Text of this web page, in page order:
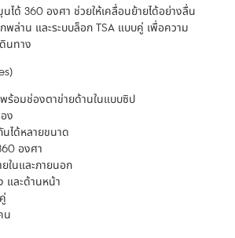
ได้ 360 องศา ช่วยให้เคลื่อนย้ายได้อย่างลื่น
พล่าน และระบบล็อก TSA แบบคู่ เพื่อความ
นทาง
ร้อมช่องตาข่ายด้านในแบบซิป
ง
ได้หลายขนาด
องศา
ในและภายนอก
และด้านหน้า
น